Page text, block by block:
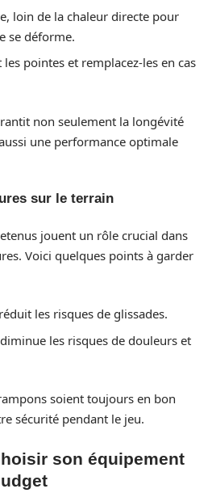
loin de la chaleur directe pour
se déforme.
pointes et remplacez-les en cas
non seulement la longévité
une performance optimale
sur le terrain
jouent un rôle crucial dans
Voici quelques points à garder
les risques de glissades.
les risques de douleurs et
soient toujours en bon
sécurité pendant le jeu.
son équipement